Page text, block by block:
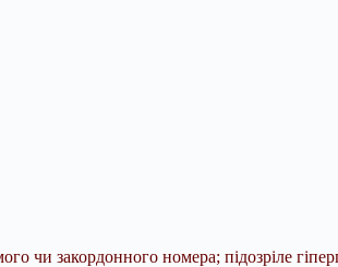
чи закордонного номера; підозріле